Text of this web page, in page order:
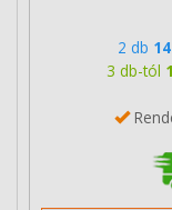
2 db
3 db-tól